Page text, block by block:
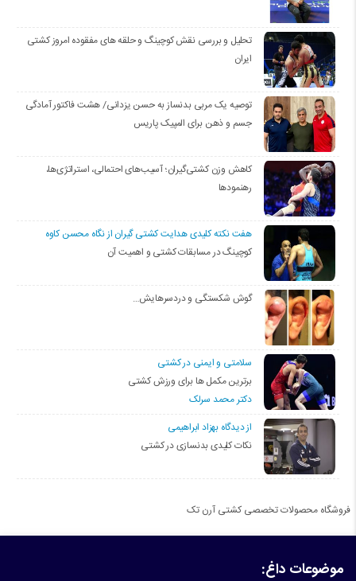
تحلیل و بررسی نقش کوچینگ و حلقه های مفقوده امروز کشتی
ایران
توصیه یک مربی بدنساز به حسن یزدانی/ هشت فاکتور آمادگی
جسم و ذهن برای المپیک پاریس
کاهش وزن کشتی‌گیران؛ آسیب‌های احتمالی، استراتژی‌ها،
رهنمودها
هفت نکته کلیدی هدایت کشتی گیران از نگاه محسن کاوه
کوچینگ در مسابقات کشتی و اهمیت آن
گوش شکستگی و دردسرهایش…
سلامتی و ایمنی در کشتی
برترین مکمل ها برای ورزش کشتی
دکتر محمد سرلک
از دیدگاه بهزاد ابراهیمی
نکات کلیدی بدنسازی در کشتی
فروشگاه محصولات تخصصی کشتی آرن تک
موضوعات داغ: